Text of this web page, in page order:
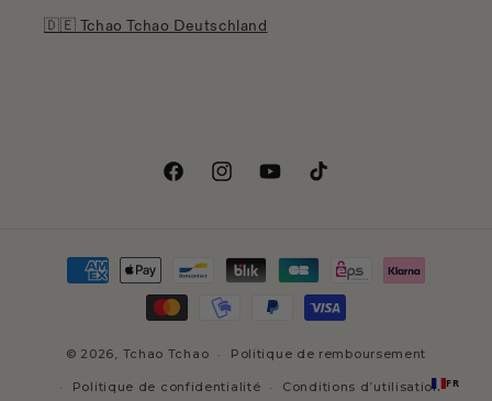
🇩🇪 Tchao Tchao Deutschland
FacebookInstagramYouTubeTikTok
Moyens
© 2026, Tchao Tchao Politique de remboursement
Politique de confidentialité Conditions d’utilisation FR